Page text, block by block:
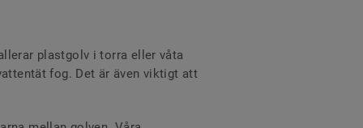
plastgolv i torra eller våta
fog. Det är även viktigt att